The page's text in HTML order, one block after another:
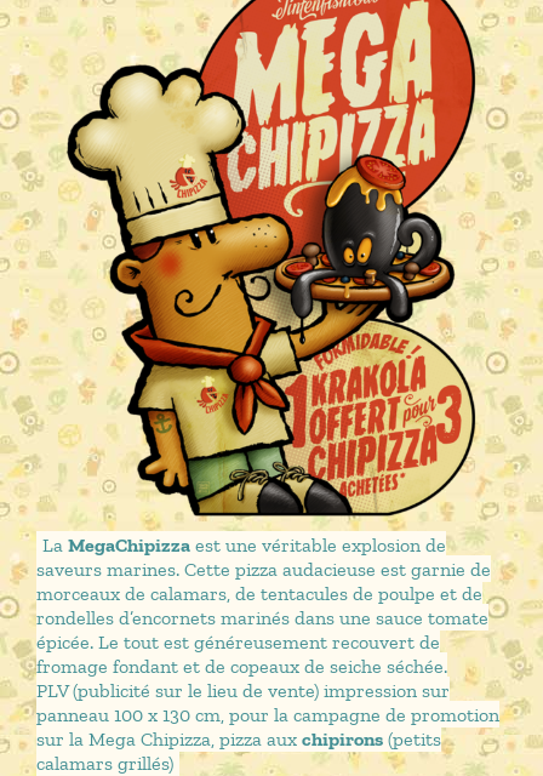
La MegaChipizzaest une véritable explosion de
saveurs marines. Cette pizza audacieuse est garnie de
morceaux de calamars, de tentacules de poulpe et de
rondelles d’encornets marinés dans une sauce tomate
épicée. Le tout est généreusement recouvert de
fromage fondant et de copeaux de seiche séchée.
PLV (publicité sur le lieu de vente) impression sur
panneau 100 x 130 cm, pour la campagne de promotion
sur la Mega Chipizza, pizza aux chipirons(petits
calamars grillés)